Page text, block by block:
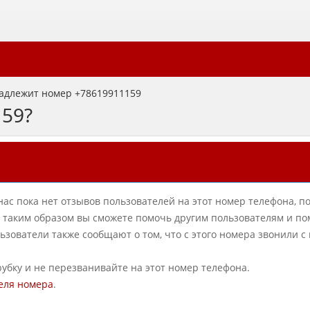
номер +78619911159
пока нет отзывов пользователей на этот номер телефона,
образом вы сможете помочь другим пользователям и
также сообщают о том, что с этого номера звонили
и не перезванивайте на этот номер телефона.
номера.